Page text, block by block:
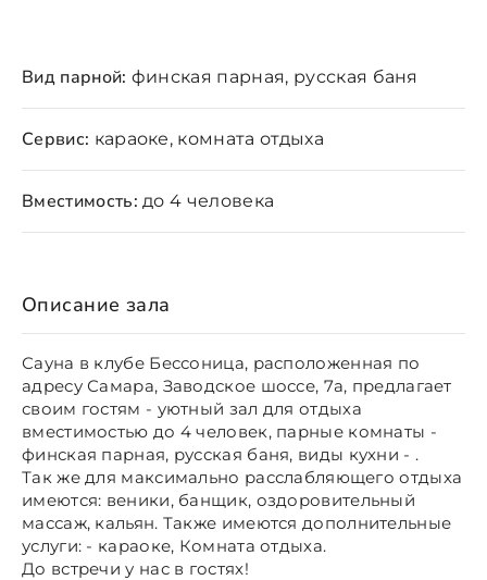
Вид парной: финская парная, русская баня
Сервис: караоке, комната отдыха
Вместимость: до 4 человека
Описание зала
Сауна в клубе Бессоница, расположенная по
адресу Самара, Заводское шоссе, 7а, предлагает
своим гостям - уютный зал для отдыха
вместимостью до 4 человек, парные комнаты -
финская парная, русская баня, виды кухни - .
Так же для максимально расслабляющего отдыха
имеются: веники, банщик, оздоровительный
массаж, кальян. Также имеются дополнительные
услуги: - караоке, Комната отдыха.
До встречи у нас в гостях!